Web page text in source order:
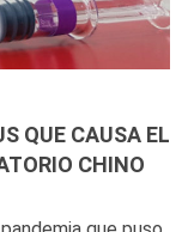
QUE CAUSA EL
CHINO